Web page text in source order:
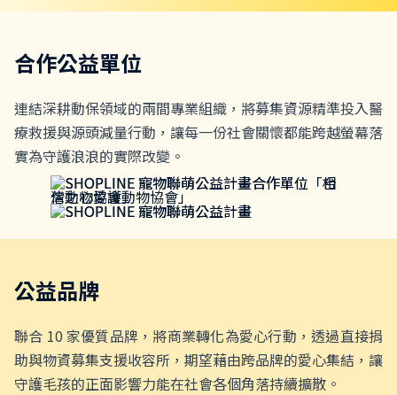
合作公益單位
連結深耕動保領域的兩間專業組織，將募集資源精準投入醫
療救援與源頭減量行動，讓每一份社會關懷都能跨越螢幕落
實為守護浪浪的實際改變。
公益品牌
聯合 10 家優質品牌，將商業轉化為愛心行動，透過直接捐
助與物資募集支援收容所， 期望藉由跨品牌的愛心集結，讓
守護毛孩的正面影響力能在社會各個角落持續擴散。